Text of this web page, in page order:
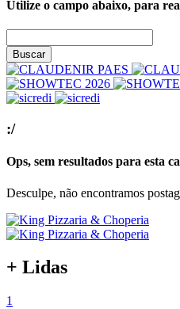
Utilize o campo abaixo, para
Buscar
:/
Ops, sem resultados para esta
Desculpe, não encontramos
+ Lidas
1